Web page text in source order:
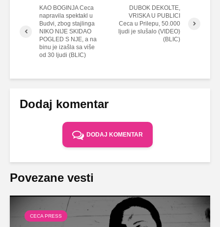
KAO BOGINJA Ceca
napravila spektakl u
Budvi, zbog stajlinga
NIKO NIJE SKIDAO
POGLED S NJE, a na
binu je izašla sa više
od 30 ljudi (BLIC)
DUBOK DEKOLTE,
VRISKA U PUBLICI
Ceca u Prilepu, 50.000
ljudi je slušalo (VIDEO)
(BLIC)
Dodaj komentar
DODAJ KOMENTAR
Povezane vesti
CECA PRESS